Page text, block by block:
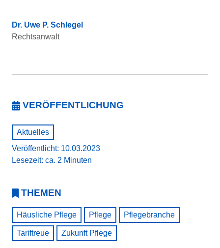
Dr. Uwe P. Schlegel
Rechtsanwalt
VERÖFFENTLICHUNG
Aktuelles
Veröffentlicht: 10.03.2023
Lesezeit: ca. 2 Minuten
THEMEN
Häusliche Pflege Pflege Pflegebranche
Tariftreue Zukunft Pflege